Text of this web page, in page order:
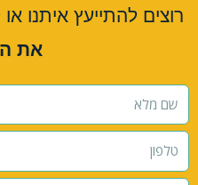
רוצים להתייעץ איתנו
את